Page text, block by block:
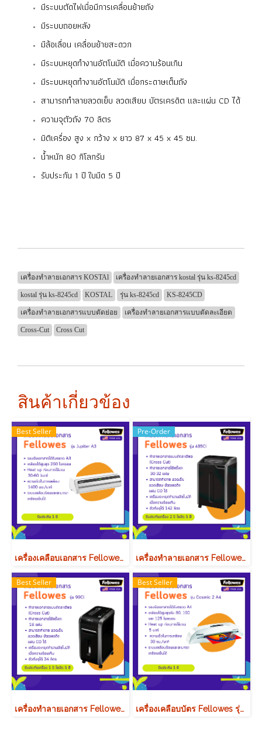
มีระบบตัดไฟเมื่อมีการเคลื่อนย้ายถัง
มีระบบถอยหลัง
มีล้อเลื่อน เคลื่อนย้ายสะดวก
มีระบบหยุดทำงานอัตโนมัติ เมื่อความร้อนเกิน
มีระบบหยุดทำงานอัตโนมัติ เมื่อกระดาษเต็มถัง
สามารถทำลายลวดเย็บ ลวดเสียบ บัตรเครดิต และแผ่น CD ได้
ความจุตัวถัง 70 ลิตร
มิติเครื่อง สูง x กว้าง x ยาว 87 x 45 x 45 ซม.
น้ำหนัก 80 กิโลกรัม
รับประกัน 1 ปี ใบมีด 5 ปี
เครื่องทำลายเอกสาร KOSTAl เครื่องทำลายเอกสาร kostal รุ่น ks-8245cd
kostal รุ่น ks-8245cd KOSTAL รุ่น ks-8245cd KS-8245CD
เครื่องทำลายเอกสารแบบตัดย่อย เครื่องทำลายเอกสารแบบตัดละเอียด
Cross-Cut Cross Cut
สินค้าเกี่ยวข้อง
Best Seller
เครื่องเคลือบเอกสาร Fellowes รุ่น Jupiter A3
Pre-Order
เครื่องทำลายเอกสาร Fellowes รุ่น 485Ci
Best Seller
เครื่องทำลายเอกสาร Fellowes รุ่น 99Ci
Best Seller
เครื่องเคลือบบัตร Fellowes รุ่น Cosmic 2 A4